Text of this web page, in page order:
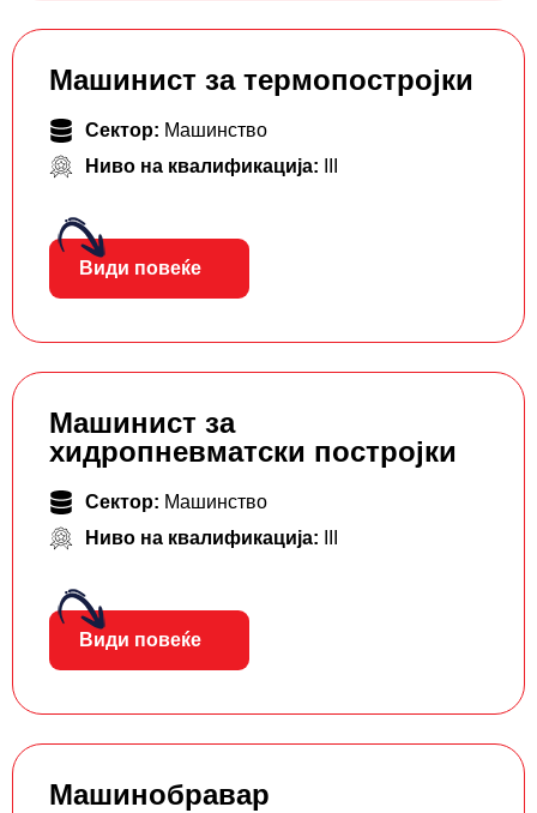
Машинист за термопостројки
Сектор: Машинство
Ниво на квалификација:
Види повеќе
Машинист за
хидропневматски постројки
Сектор: Машинство
Ниво на квалификација:
Види повеќе
Машинобравар